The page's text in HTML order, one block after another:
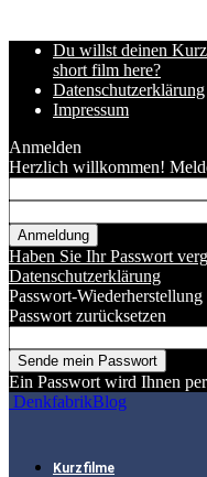
Du willst deinen
short film here?
Datenschutzerklärung
Impressum
Anmelden
Herzlich willkommen!
Haben Sie Ihr Passwort
Datenschutzerklärung
Passwort-Wiederherstellung
Passwort zurücksetzen
Ein Passwort wird Ihnen
DenkfabrikBlog
Kurzfilme